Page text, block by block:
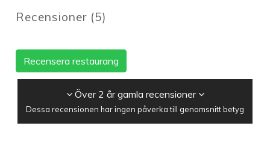
Recensioner (5)
Recensera restaurang
Över 2 år gamla recensioner
Dessa recensionen har ingen påverka till genomsnitt betyg